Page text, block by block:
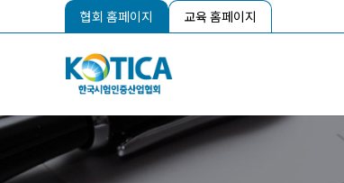
협회 홈페이지 교육 홈페이지